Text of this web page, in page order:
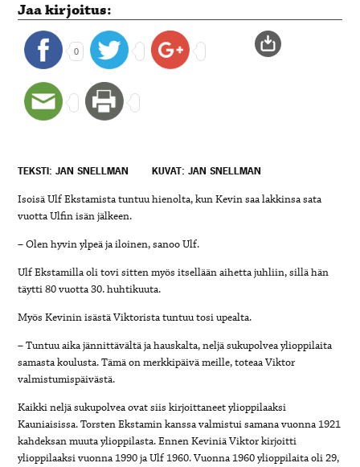
Jaa kirjoitus:
0
TEKSTI: JAN SNELLMAN KUVAT: JAN SNELLMAN
Isoisä Ulf Ekstamista tuntuu hienolta, kun Kevin saa lakkinsa sata
vuotta Ulfin isän jälkeen.
– Olen hyvin ylpeä ja iloinen, sanoo Ulf.
Ulf Ekstamilla oli tovi sitten myös itsellään aihetta juhliin, sillä hän
täytti 80 vuotta 30. huhtikuuta.
Myös Kevinin isästä Viktorista tuntuu tosi upealta.
– Tuntuu aika jännittävältä ja hauskalta, neljä sukupolvea ylioppilaita
samasta koulusta. Tämä on merkkipäivä meille, toteaa Viktor
valmistumispäivästä.
Kaikki neljä sukupolvea ovat siis kirjoittaneet ylioppilaaksi
Kauniaisissa. Torsten Ekstamin kanssa valmistui samana vuonna 1921
kahdeksan muuta ylioppilasta. Ennen Keviniä Viktor kirjoitti
ylioppilaaksi vuonna 1990 ja Ulf 1960. Vuonna 1960 ylioppilaita oli 29,